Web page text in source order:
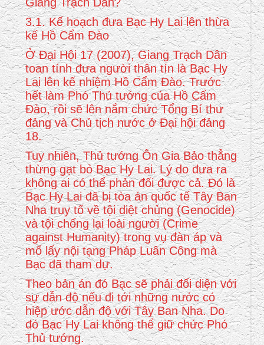
3.1. Kế hoạch đưa Bạc Hy Lai lên thừa
kế Hồ Cẩm Đào
Ở Đại Hội 17 (2007), Giang Trạch Dân
toan tính đưa người thân tín là Bạc Hy
Lai lên kế nhiệm Hồ Cẩm Đào. Trước
hết làm Phó Thủ tướng của Hồ Cẩm
Đào, rồi sẽ lên nắm chức Tổng Bí thư
đảng và Chủ tịch nước ở Đại hội đảng
18.
Tuy nhiên, Thủ tướng Ôn Gia Bảo thẳng
thừng gạt bỏ Bạc Hy Lai. Lý do đưa ra
không ai có thể phản đối được cả. Đó là
Bạc Hy Lai đã bị tòa án quốc tế Tây Ban
Nha truy tố về tội diệt chủng (Genocide)
và tội chống lại loài người (Crime
against Humanity) trong vụ đàn áp và
mổ lấy nội tạng Pháp Luân Công mà
Bạc đã tham dự.
Theo bản án đó Bạc sẽ phải đối diện với
sự dẫn độ nếu đi tới những nước có
hiệp ước dẫn độ với Tây Ban Nha. Do
đó Bạc Hy Lai không thể giữ chức Phó
Thủ tướng.